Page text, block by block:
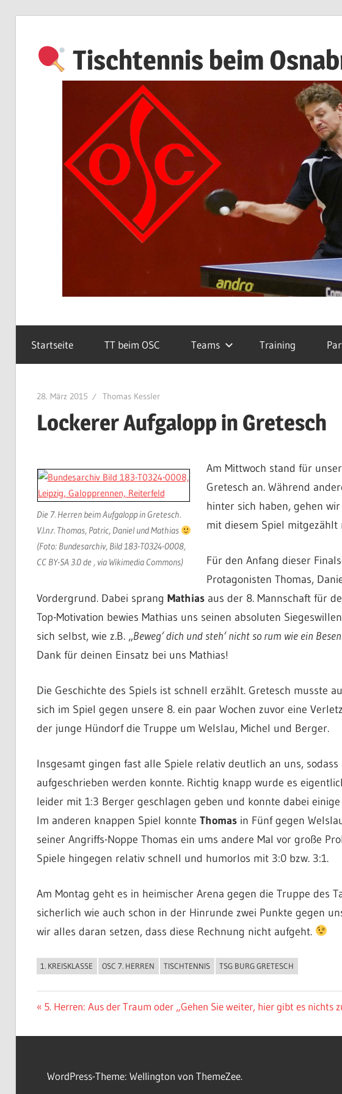
springen
Tischtennis beim
Startseite TT beim OSC Teams Training
28. März 2015 Thomas Kessler
Lockerer Aufgalopp in Gretesch
Die 7. Herren beim Aufgalopp in Gretesch.
V.l.n.r. Thomas, Patric, Daniel und Mathias
(Foto: Bundesarchiv, Bild 183-T0324-0008,
CC BY-SA 3.0 de , via Wikimedia Commons)
Am Mittwoch stand für
Gretesch an. Während
hinter sich haben, gehen
mit diesem Spiel mitgezählt
Für den Anfang dieser
Protagonisten Thomas,
Vordergrund. Dabei sprang Mathiasaus der 8. Mannschaft für
Top-Motivation bewies Mathias uns seinen absoluten
sich selbst, wie z.B. „Beweg‘ dich und steh‘ nicht so rum wie ein
Dank für deinen Einsatz bei uns Mathias!
Die Geschichte des Spiels ist schnell erzählt. Gretesch musste
sich im Spiel gegen unsere 8. ein paar Wochen zuvor eine
der junge Hündorf die Truppe um Welslau, Michel und Berger.
Insgesamt gingen fast alle Spiele relativ deutlich an uns,
aufgeschrieben werden konnte. Richtig knapp wurde es
leider mit 1:3 Berger geschlagen geben und konnte dabei
Im anderen knappen Spiel konnte Thomasin Fünf gegen
seiner Angriffs-Noppe Thomas ein ums andere Mal vor große
Spiele hingegen relativ schnell und humorlos mit 3:0 bzw. 3:1.
Am Montag geht es in heimischer Arena gegen die Truppe des
sicherlich wie auch schon in der Hinrunde zwei Punkte gegen
wir alles daran setzen, dass diese Rechnung nicht aufgeht.
ALLGEMEIN
1. KREISKLASSE OSC 7. HERREN TISCHTENNIS TSG BURG GRETESCH
Beitragsnavigation
Vorheriger
5. Herren: Aus der Traum oder „Gehen Sie weiter, hier gibt es nichts
WordPress-Theme: Wellington von ThemeZee.